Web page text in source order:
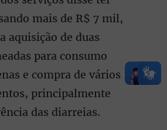
mais de R$ 7 mil,
aquisição de duas
para consumo
e compra de vários
principalmente
das diarreias.